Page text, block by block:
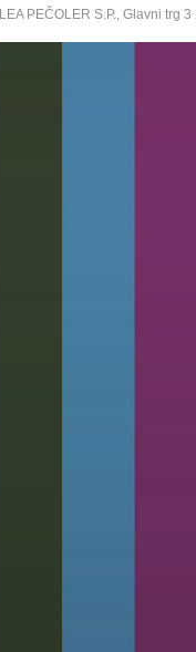
LEA PEČOLER S.P., Glavni trg